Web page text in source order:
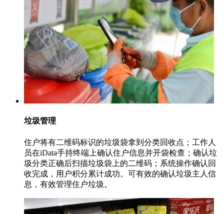
垃圾管理
住户将有二维码标识的垃圾袋拿到分类回收点；工作人
员在iData手持终端上确认住户信息并开袋检查；确认垃
圾分类正确后扫描垃圾袋上的二维码；系统操作确认回
收完成，用户积分累计成功。可有效的确认垃圾主人信
息，有效管理住户垃圾。